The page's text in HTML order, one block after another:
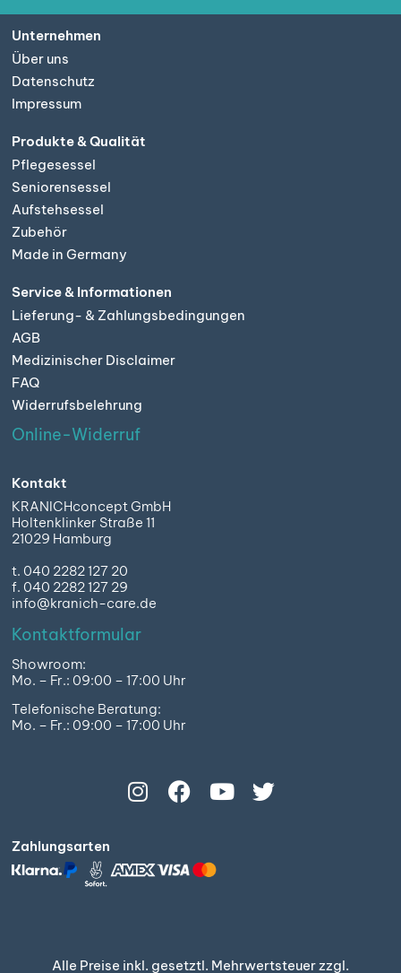
Unternehmen
Über uns
Datenschutz
Impressum
Produkte & Qualität
Pflegesessel
Seniorensessel
Aufstehsessel
Zubehör
Made in Germany
Service & Informationen
Lieferung- & Zahlungsbedingungen
AGB
Medizinischer Disclaimer
FAQ
Widerrufsbelehrung
Online-Widerruf
Kontakt
KRANICHconcept GmbH
Holtenklinker Straße 11
21029 Hamburg
t. 040 2282 127 20
f. 040 2282 127 29
info@kranich-care.de
Kontaktformular
Showroom:
Mo. – Fr.: 09:00 – 17:00 Uhr
Telefonische Beratung:
Mo. – Fr.: 09:00 – 17:00 Uhr
Zahlungsarten
Alle Preise inkl. gesetztl. Mehrwertsteuer zzgl.